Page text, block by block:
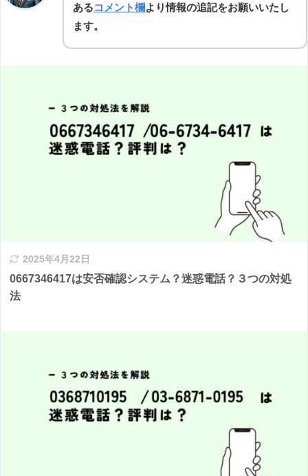
あるコメント欄より情報の追記をお願いいたし
ます。
2025年4月22日
0667346417は安否確認システム？迷惑電話？３つの対処
法